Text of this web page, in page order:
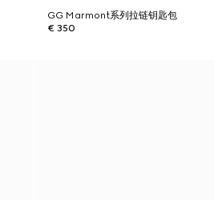
GG Marmont系列拉链钥匙包
€ 350